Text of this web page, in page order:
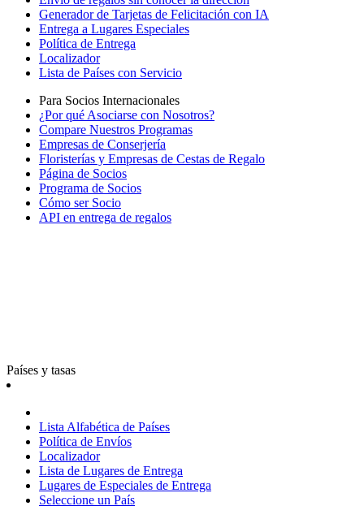
Generador de Tarjetas de Felicitación con IA
Entrega a Lugares Especiales
Política de Entrega
Localizador
Lista de Países con Servicio
Para Socios Internacionales
¿Por qué Asociarse con Nosotros?
Compare Nuestros Programas
Empresas de Conserjería
Floristerías y Empresas de Cestas de Regalo
Página de Socios
Programa de Socios
Cómo ser Socio
API en entrega de regalos
Países y tasas
Lista Alfabética de Países
Política de Envíos
Localizador
Lista de Lugares de Entrega
Lugares de Especiales de Entrega
Seleccione un País